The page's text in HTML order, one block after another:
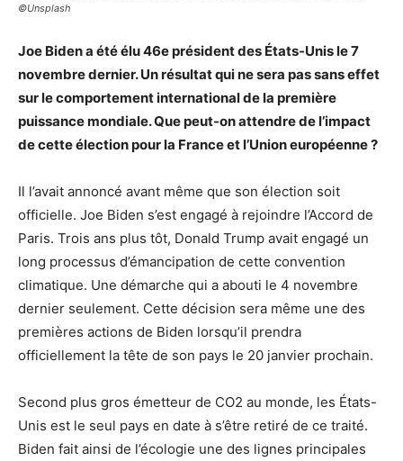
©Unsplash
Joe Biden a été élu 46e président des États-Unis le 7
novembre dernier. Un résultat qui ne sera pas sans effet
sur le comportement international de la première
puissance mondiale. Que peut-on attendre de l’impact
de cette élection pour la France et l’Union européenne ?
Il l’avait annoncé avant même que son élection soit
officielle. Joe Biden s’est engagé à rejoindre l’Accord de
Paris. Trois ans plus tôt, Donald Trump avait engagé un
long processus d’émancipation de cette convention
climatique. Une démarche qui a abouti le 4 novembre
dernier seulement. Cette décision sera même une des
premières actions de Biden lorsqu’il prendra
officiellement la tête de son pays le 20 janvier prochain.
Second plus gros émetteur de CO2 au monde, les États-
Unis est le seul pays en date à s’être retiré de ce traité.
Biden fait ainsi de l’écologie une des lignes principales